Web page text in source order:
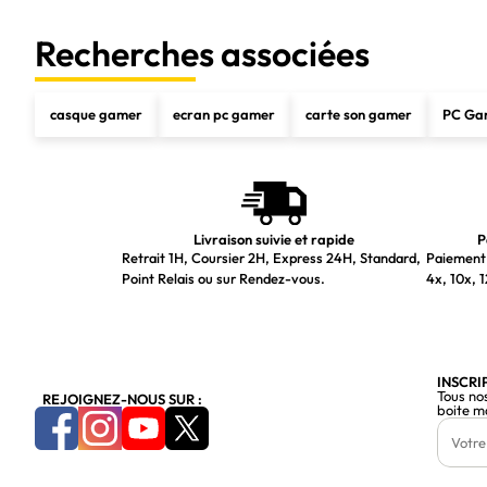
Configuration minimale du système
Poids et dimensions
Informations sur l'emballage
Récepteur inclus
Poids du récepteur
Recherches associées
casque gamer ecran pc gamer carte son gamer PC
Livraison suivie et rapide
Retrait 1H, Coursier 2H, Express 24H, Standard,
Point Relais ou sur Rendez-vous.
4x, 10x,
REJOIGNEZ-NOUS SUR :
Tous
boite